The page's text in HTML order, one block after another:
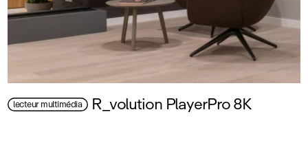
lecteur multimédia R_volution PlayerPro 8K